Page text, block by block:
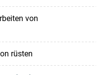
von
rüsten